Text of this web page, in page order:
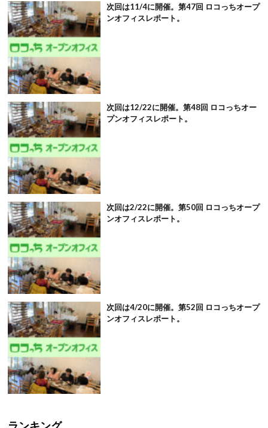
次回は11/4に開催。第47回 ロコっちオープ
ンオフィスレポート。
次回は12/22に開催。第48回 ロコっちオー
プンオフィスレポート。
次回は2/22に開催。第50回 ロコっちオープ
ンオフィスレポート。
次回は4/20に開催。第52回 ロコっちオープ
ンオフィスレポート。